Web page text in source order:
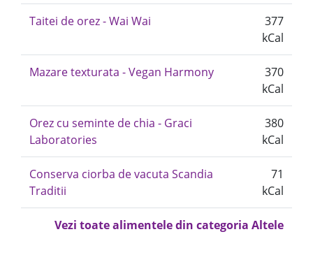
Taitei de orez - Wai Wai
377
kCal
Mazare texturata - Vegan Harmony
370
kCal
Orez cu seminte de chia - Graci
Laboratories
380
kCal
Conserva ciorba de vacuta Scandia
Traditii
71
kCal
Vezi toate alimentele din categoria Altele